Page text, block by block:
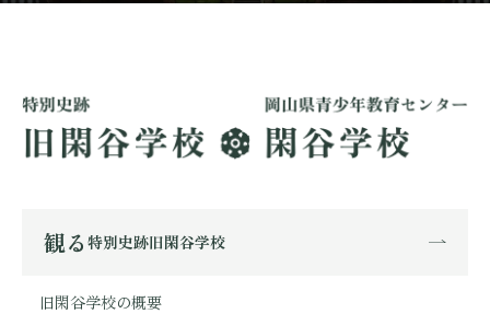
観る 特別史跡旧閑谷学校
旧閑谷学校の概要